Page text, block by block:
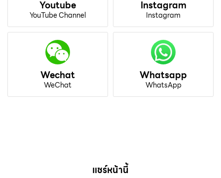
Youtube
YouTube Channel
Instagram
Instagram
Wechat
WeChat
Whatsapp
WhatsApp
แชร์หน้านี้